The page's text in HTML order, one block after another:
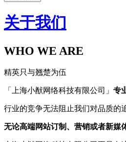
关于我们
WHO WE ARE
精英只与翘楚为伍
「上海小猷网络科技有限公司」 专
行业的竞争无法阻止我们对品质的
无论高端网站订制、营销或者新媒